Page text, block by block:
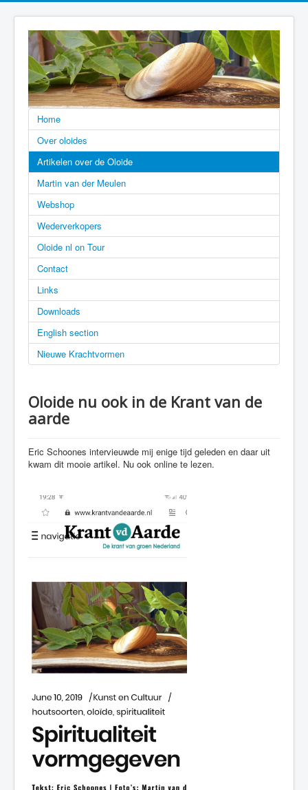
Home
Over oloides
Artikelen over de Oloide
Martin van der Meulen
Webshop
Wederverkopers
Oloide nl on Tour
Contact
Links
Downloads
English section
Nieuwe Krachtvormen
Oloide nu ook in de Krant van de
aarde
Eric Schoones intervieuwde mij enige tijd geleden en daar uit
kwam dit mooie artikel. Nu ook online te lezen.